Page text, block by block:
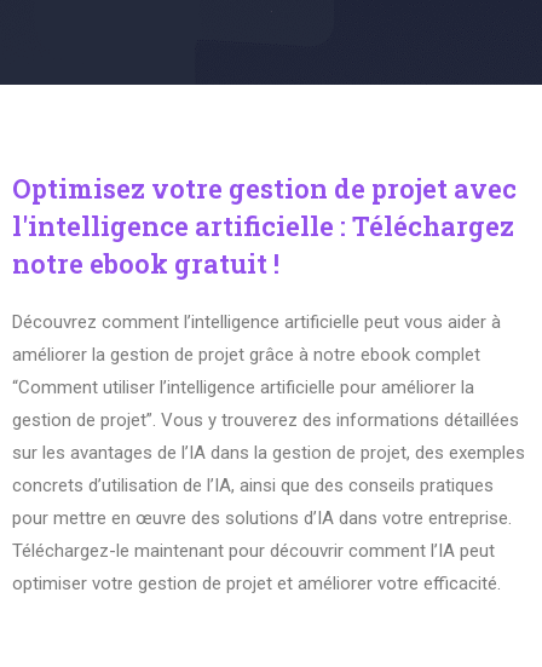
Optimisez votre gestion de projet avec
l'intelligence artificielle : Téléchargez
notre ebook gratuit !
Découvrez comment l’intelligence artificielle peut vous aider à
améliorer la gestion de projet grâce à notre ebook complet
“Comment utiliser l’intelligence artificielle pour améliorer la
gestion de projet”. Vous y trouverez des informations détaillées
sur les avantages de l’IA dans la gestion de projet, des exemples
concrets d’utilisation de l’IA, ainsi que des conseils pratiques
pour mettre en œuvre des solutions d’IA dans votre entreprise.
Téléchargez-le maintenant pour découvrir comment l’IA peut
optimiser votre gestion de projet et améliorer votre efficacité.